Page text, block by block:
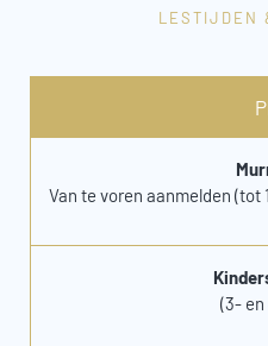
LESTIJDEN
Van te voren aanmelden (tot
(3-